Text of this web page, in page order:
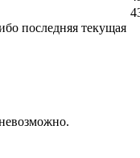
последняя текущая